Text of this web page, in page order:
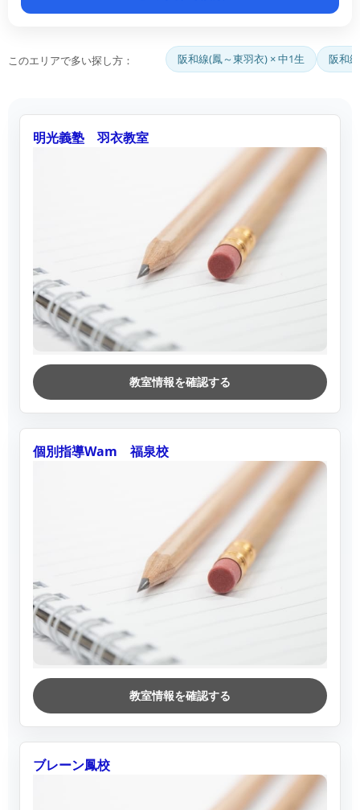
このエリアで多い探し方： 阪和線(鳳～東羽衣) × 中1生 阪和
明光義塾 羽衣教室
教室情報を確認する
個別指導Wam 福泉校
教室情報を確認する
ブレーン鳳校